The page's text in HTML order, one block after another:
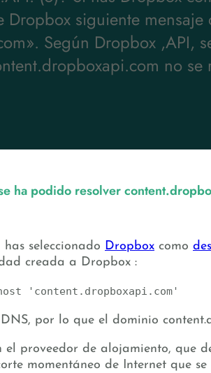
siguiente
Según Dropbox
no se
ha podido resolver
has seleccionado Dropbox como
creada a Dropbox :
'content.dropboxapi.com'
por lo que el dominio
el proveedor de alojamiento,
momentáneo de Internet que